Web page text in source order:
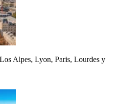
Alpes, Lyon, Paris, Lourdes y